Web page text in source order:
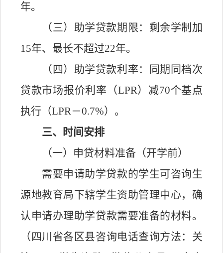
年。
（三）助学贷款期限：剩余学制加
15年、最长不超过22年。
（四）助学贷款利率：同期同档次
贷款市场报价利率（LPR）减70个基点
执行（LPR－0.7%） 。
三、时间安排
（一）申贷材料准备（开学前）
需要申请助学贷款的学生可咨询生
源地教育局下辖学生资助管理中心，确
认申请办理助学贷款需要准备的材料。
（四川省各区县咨询电话查询方法：关